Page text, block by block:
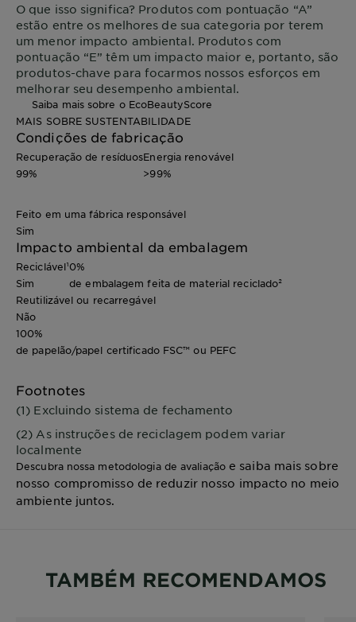
O que isso significa? Produtos com pontuação “A”
estão entre os melhores de sua categoria por terem
um menor impacto ambiental. Produtos com
pontuação “E” têm um impacto maior e, portanto, são
produtos-chave para focarmos nossos esforços em
melhorar seu desempenho ambiental.
Saiba mais sobre o EcoBeautyScore
MAIS SOBRE SUSTENTABILIDADE
Condições de fabricação
Recuperação de resíduos
99%
Energia renovável
>99%
Feito em uma fábrica responsável
Sim
Impacto ambiental da embalagem
Reciclável¹
Sim
0%
de embalagem feita de material reciclado²
Reutilizável ou recarregável
Não
100%
de papelão/papel certificado FSC™ ou PEFC
Footnotes
(1) Excluindo sistema de fechamento
(2) As instruções de reciclagem podem variar
localmente
Descubra nossa metodologia de avaliaçãoe saiba mais sobre
nosso compromisso de reduzir nosso impacto no meio
ambiente juntos.
TAMBÉM RECOMENDAMOS